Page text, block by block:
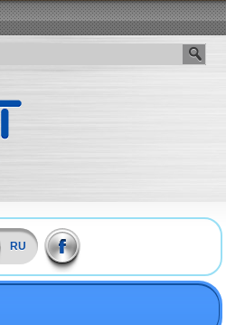
RU